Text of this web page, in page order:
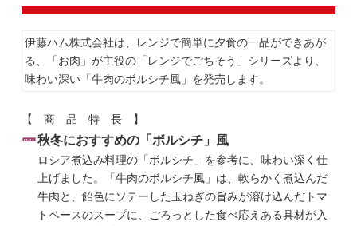
伊藤ハム株式会社は、レンジで簡単に夕食の一品ができあが
る、「お肉」が主役の「レンジでごちそう」シリーズより、
味わい深い「牛肉のボルシチ風」を発売します。
【 商 品 特 長 】
秋冬におすすめの「ボルシチ」風
ロシア煮込み料理の「ボルシチ」を参考に、味わい深く仕
上げました。「牛肉のボルシチ風」は、軟らかく煮込んだ
牛肉と、飴色にソテーした玉ねぎの旨みが溶け込んだトマ
トベースのスープに、ごろっとした食べ応えある具材が入